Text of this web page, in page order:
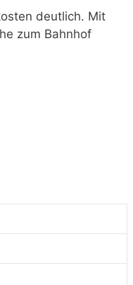
deutlich. Mit
zum Bahnhof